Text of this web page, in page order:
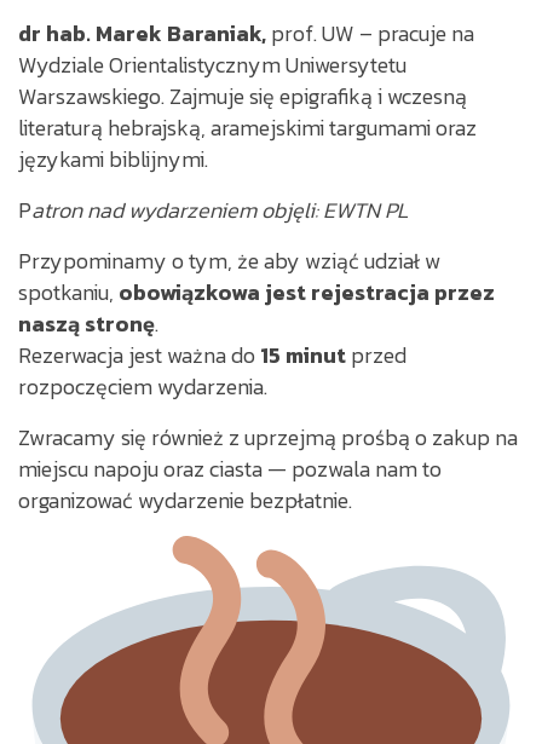
dr hab. Marek Baraniak,prof. UW – pracuje na
Wydziale Orientalistycznym Uniwersytetu
Warszawskiego. Zajmuje się epigrafiką i wczesną
literaturą hebrajską, aramejskimi targumami oraz
językami biblijnymi.
Patron nad wydarzeniem objęli: EWTN PL
Przypominamy o tym, że aby wziąć udział w
spotkaniu, obowiązkowa jest rejestracja przez
naszą stronę.
Rezerwacja jest ważna do 15 minutprzed
rozpoczęciem wydarzenia.
Zwracamy się również z uprzejmą prośbą o zakup na
miejscu napoju oraz ciasta — pozwala nam to
organizować wydarzenie bezpłatnie.